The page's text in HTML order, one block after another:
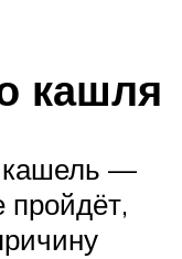
кашля
кашель —
пройдёт,